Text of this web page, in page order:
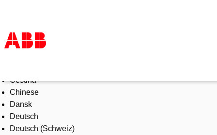
Products & Solutions
Industries
Services
About us
Where to buy
Čeština
Chinese
Dansk
Deutsch
Deutsch (Schweiz)